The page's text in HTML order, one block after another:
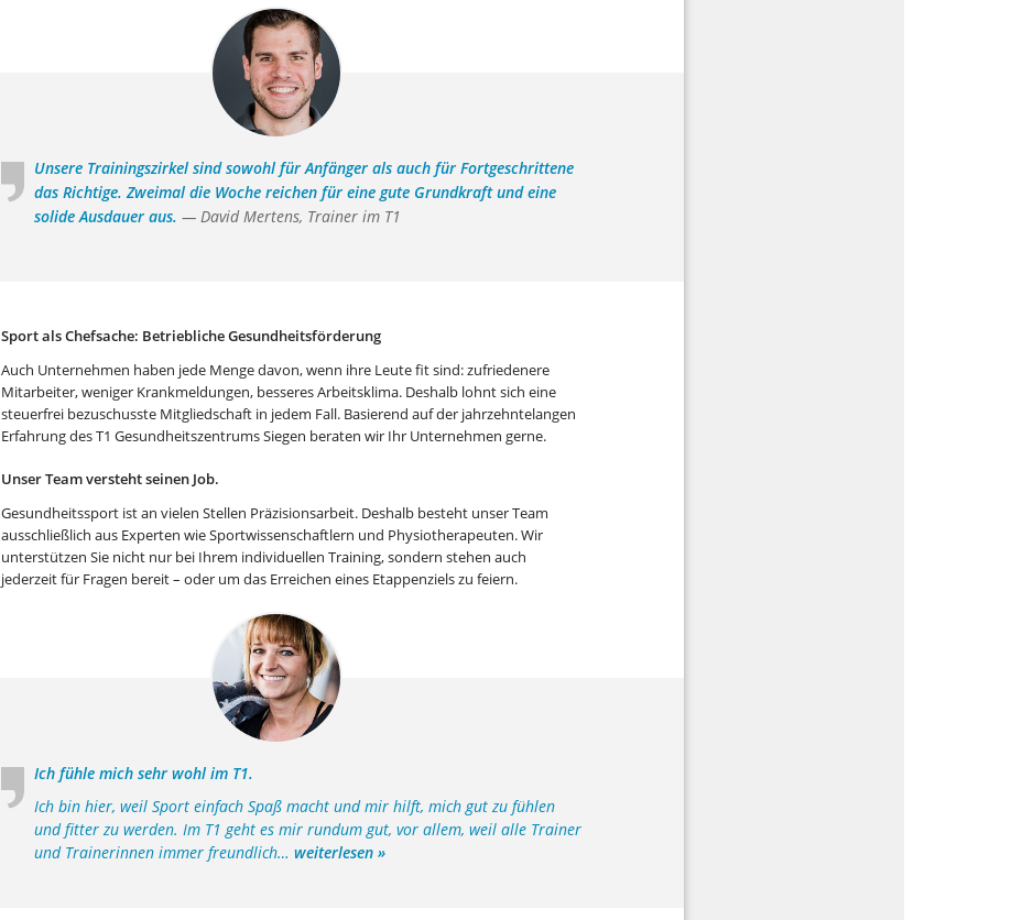
Unsere Trainingszirkel sind sowohl für Anfänger als auch für Fortgeschrittene
das Richtige. Zweimal die Woche reichen für eine gute Grundkraft und eine
solide Ausdauer aus. — David Mertens, Trainer im T1
Sport als Chefsache: Betriebliche Gesundheitsförderung
Auch Unternehmen haben jede Menge davon, wenn ihre Leute fit sind: zufriedenere
Mitarbeiter, weniger Krankmeldungen, besseres Arbeitsklima. Deshalb lohnt sich eine
steuerfrei bezuschusste Mitgliedschaft in jedem Fall. Basierend auf der jahrzehntelangen
Erfahrung des T1 Gesundheitszentrums Siegen beraten wir Ihr Unternehmen gerne.
Unser Team versteht seinen Job.
Gesundheitssport ist an vielen Stellen Präzisionsarbeit. Deshalb besteht unser Team
ausschließlich aus Experten wie Sportwissenschaftlern und Physiotherapeuten. Wir
unterstützen Sie nicht nur bei Ihrem individuellen Training, sondern stehen auch
jederzeit für Fragen bereit – oder um das Erreichen eines Etappenziels zu feiern.
Ich fühle mich sehr wohl im T1.
Ich bin hier, weil Sport einfach Spaß macht und mir hilft, mich gut zu fühlen
und fitter zu werden. Im T1 geht es mir rundum gut, vor allem, weil alle Trainer
und Trainerinnen immer freundlich… weiterlesen »